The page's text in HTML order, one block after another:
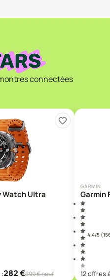
connectées
Watch Ultra
282€699€ neuf
GARMIN
Garmin
4.4/5 (
12offres